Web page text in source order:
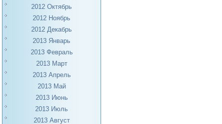
2012 Октябрь
2012 Ноябрь
2012 Декабрь
2013 Январь
2013 Февраль
2013 Март
2013 Апрель
2013 Май
2013 Июнь
2013 Июль
2013 Август